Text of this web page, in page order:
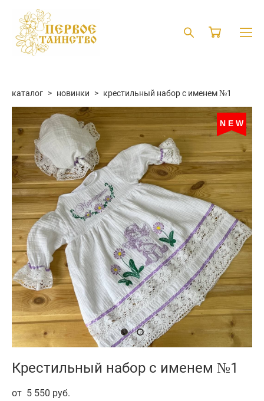
каталог > новинки > крестильный набор с именем №1
NEW
Крестильный набор с именем №1
от 5 550 pуб.